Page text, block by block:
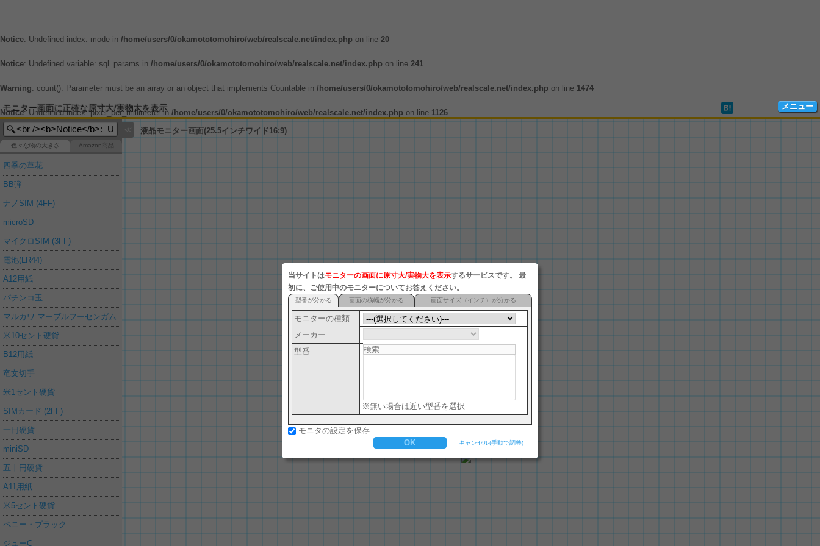
Notice: Undefined index: mode in /home/users/0/okamototomohiro/web/realscale.net/index.php on line 20
Notice: Undefined variable: sql_params in /home/users/0/okamototomohiro/web/realscale.net/index.php on line 241
Warning: count(): Parameter must be an array or an object that implements Countable in /home/users/0/okamototomohiro/web/realscale.net/index.php on line 1474
Notice: Undefined index: pixel_per_millimeter in /home/users/0/okamototomohiro/web/realscale.net/index.php on line 1126
メニュー
モニター画面に正確な原寸大/実物大を表示
色々な物の大きさ Amazon商品
四季の草花
BB弾
ナノSIM (4FF)
microSD
マイクロSIM (3FF)
電池(LR44)
A12用紙
パチンコ玉
マルカワ マーブルフーセンガム
米10セント硬貨
B12用紙
竜文切手
米1セント硬貨
SIMカード (2FF)
一円硬貨
miniSD
五十円硬貨
A11用紙
米5セント硬貨
ペニー・ブラック
ジューC
≪ 液晶モニター画面(25.5インチワイド16:9)
当サイトはモニターの画面に原寸大/実物大を表示するサービスです。 最
初に、ご使用中のモニターについてお答えください。
型番が分かる 画面の横幅が分かる 画面サイズ（インチ）が分かる
モニターの種類
メーカー
型番
※無い場合は近い型番を選択
モニタの設定を保存
キャンセル(手動で調整)